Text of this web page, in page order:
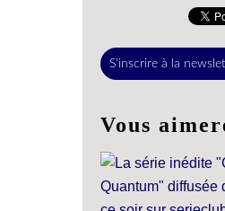
S'inscrire à la
Vous